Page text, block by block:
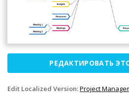
РЕДАКТИРОВАТЬ
Edit Localized Version:Project